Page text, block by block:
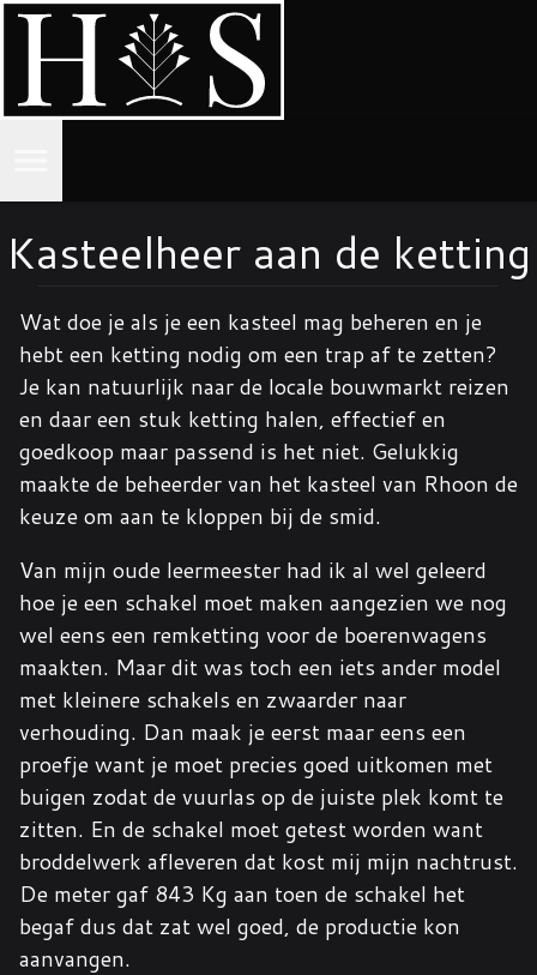
Home
Smeedwerk
Contact
Workshops
Gallery
Kasteelheer aan de ketting
Wat doe je als je een kasteel mag beheren en je
hebt een ketting nodig om een trap af te zetten?
Je kan natuurlijk naar de locale bouwmarkt reizen
en daar een stuk ketting halen, effectief en
goedkoop maar passend is het niet. Gelukkig
maakte de beheerder van het kasteel van Rhoon de
keuze om aan te kloppen bij de smid.
Van mijn oude leermeester had ik al wel geleerd
hoe je een schakel moet maken aangezien we nog
wel eens een remketting voor de boerenwagens
maakten. Maar dit was toch een iets ander model
met kleinere schakels en zwaarder naar
verhouding. Dan maak je eerst maar eens een
proefje want je moet precies goed uitkomen met
buigen zodat de vuurlas op de juiste plek komt te
zitten. En de schakel moet getest worden want
broddelwerk afleveren dat kost mij mijn nachtrust.
De meter gaf 843 Kg aan toen de schakel het
begaf dus dat zat wel goed, de productie kon
aanvangen.